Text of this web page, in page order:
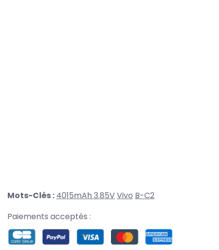
Mots-Clés : 4015mAh 3.85VVivo B-C2
Paiements acceptés :